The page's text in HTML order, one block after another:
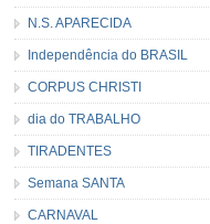
N.S. APARECIDA
Independência do BRASIL
CORPUS CHRISTI
dia do TRABALHO
TIRADENTES
Semana SANTA
CARNAVAL